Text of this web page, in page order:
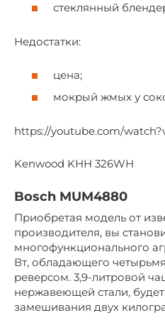
стеклянный
Недостатки:
цена;
мокрый жмых у
https://youtube.com/
Kenwood KHH 326WH
Bosch MUM4880
Приобретая модель от
производителя, вы
многофункционального
Вт, обладающего
реверсом. 3,9-литровой
нержавеющей стали,
замешивания двух